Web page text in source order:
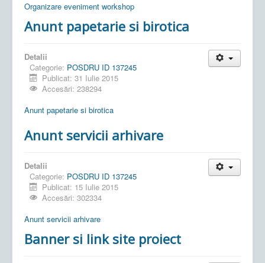
Organizare eveniment workshop
Anunt papetarie si birotica
Detalii
Categorie: POSDRU ID 137245
Publicat: 31 Iulie 2015
Accesări: 238294
Anunt papetarie si birotica
Anunt servicii arhivare
Detalii
Categorie: POSDRU ID 137245
Publicat: 15 Iulie 2015
Accesări: 302334
Anunt servicii arhivare
Banner si link site proiect